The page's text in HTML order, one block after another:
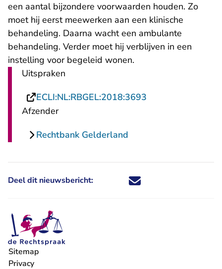
een aantal bijzondere voorwaarden houden. Zo
moet hij eerst meewerken aan een klinische
behandeling. Daarna wacht een ambulante
behandeling. Verder moet hij verblijven in een
instelling voor begeleid wonen.
Uitspraken
ECLI:NL:RBGEL:2018:3693
Afzender
Rechtbank Gelderland
Deel dit nieuwsbericht: Deel dit nieuwsbericht via X -
Deel dit nieuwsbericht via
Deel dit nieuwsbericht
Deel dit
Sitemap
Privacy